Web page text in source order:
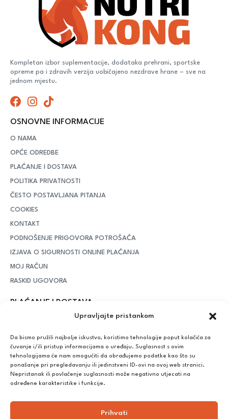
Upravljajte pristankom
Da bismo pružili najbolje iskustvo, koristimo tehnologije poput kolačića za
čuvanje i/ili pristup informacijama o uređaju. Suglasnost s ovim
tehnologijama će nam omogućiti da obrađujemo podatke kao što su
ponašanje pri pregledavanju ili jedinstveni ID-ovi na ovoj web stranici.
Nepristanak ili povlačenje suglasnosti može negativno utjecati na
određene karakteristike i funkcije.
Prihvati
Kompletan izbor suplementacije, dodataka prehrani, sportske
opreme pa i zdravih verzija uobičajeno nezdrave hrane – sve na
jednom mjestu.
OSNOVNE INFORMACIJE
O NAMA
OPĆE ODREDBE
PLAĆANJE I DOSTAVA
POLITIKA PRIVATNOSTI
ČESTO POSTAVLJANA PITANJA
COOKIES
KONTAKT
PODNOŠENJE PRIGOVORA POTROŠAČA
IZJAVA O SIGURNOSTI ONLINE PLAĆANJA
MOJ RAČUN
RASKID UGOVORA
PLAĆANJE I DOSTAVA
– iznad potrošenih 55 eura dostava je
Plaćanje:
Bankovna transakcija, plaćanje prilikom preuzimanja, CorvusPay